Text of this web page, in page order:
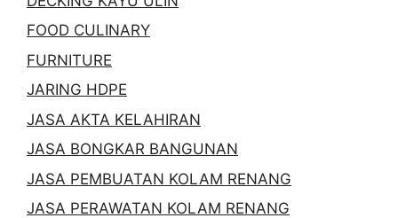
FOOD CULINARY
FURNITURE
JARING HDPE
JASA AKTA KELAHIRAN
JASA BONGKAR BANGUNAN
JASA PEMBUATAN KOLAM RENANG
JASA PERAWATAN KOLAM RENANG